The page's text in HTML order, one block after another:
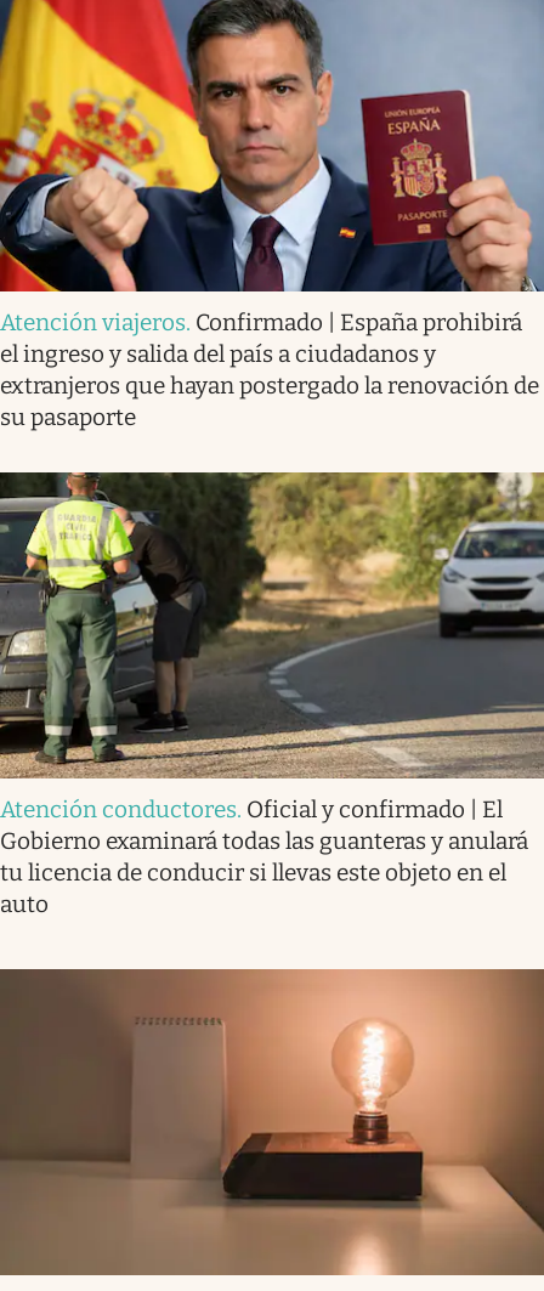
Atención viajeros. Confirmado | España prohibirá
el ingreso y salida del país a ciudadanos y
extranjeros que hayan postergado la renovación de
su pasaporte
Atención conductores. Oficial y confirmado | El
Gobierno examinará todas las guanteras y anulará
tu licencia de conducir si llevas este objeto en el
auto